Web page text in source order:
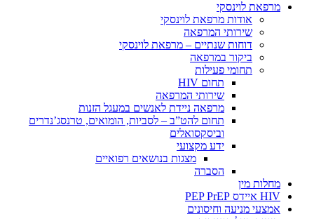
מרפאת לוינסקי
אודות מרפאת לוינסקי
שירותי המרפאה
דוחות שנתיים – מרפאת לוינסקי
ביקור במרפאה
תחומי פעילות
תחום HIV
שירותי המרפאה
מרפאה ניידת לאנשים במעגל הזנות
תחום להט”ב – לסביות, הומואים, טרנסג’נדרים
וביסקסואלים
ידע מקצועי
מצגות בנושאים רפואיים
הסברה
מחלות מין
HIV איידס PEP PrEP
אמצעי מניעה וחיסונים